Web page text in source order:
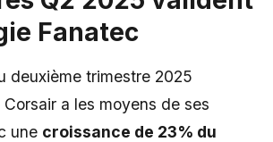
Fanatec
deuxième trimestre 2025
a les moyens de ses
une croissance de 23% du